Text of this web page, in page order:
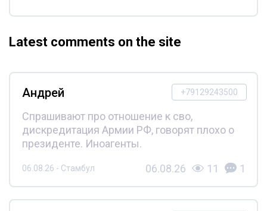
Latest comments on the site
+79129243500
Андрей
Спрашивают про отношение к сво,
дискредитация Армии РФ, говорят плохо о
президенте. Иноагенты.
06.08.26 - Стамбул 06.08.26 11 1